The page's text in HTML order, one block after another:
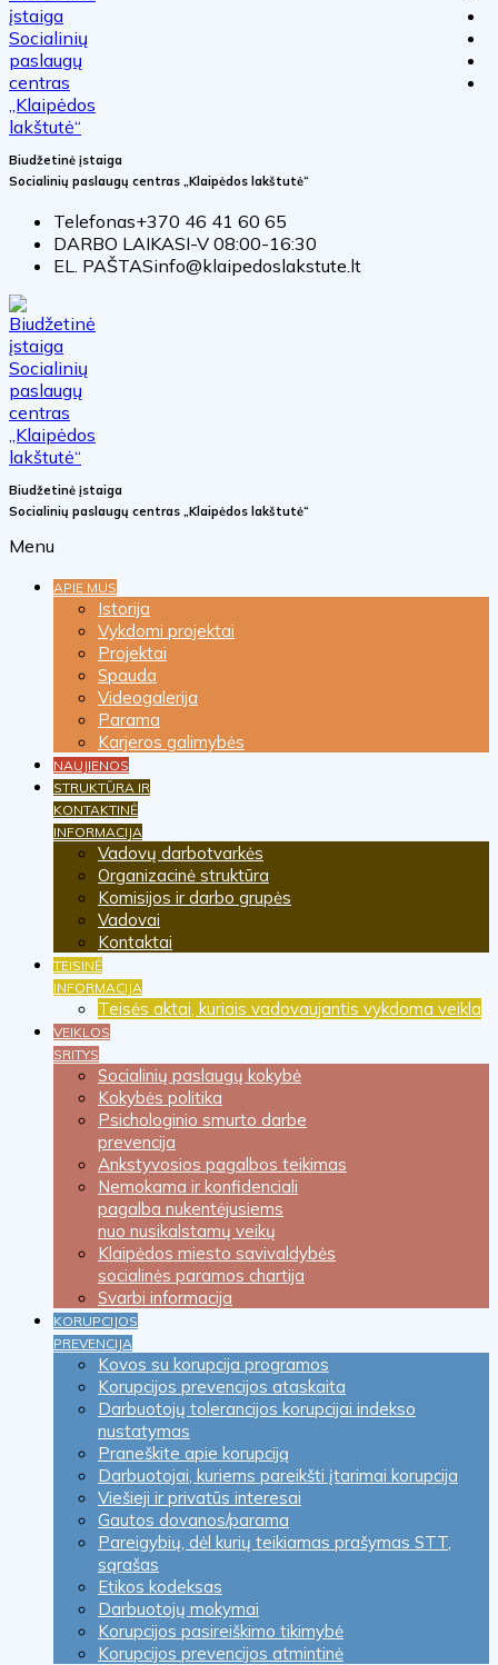
Biudžetinė įstaiga
Socialinių paslaugų centras „Klaipėdos lakštutė“
Telefonas+370 46 41 60 65
DARBO LAIKASI-V 08:00-16:30
EL. PAŠTASinfo@klaipedoslakstute.lt
Biudžetinė įstaiga
Socialinių paslaugų centras „Klaipėdos lakštutė“
Menu
APIE MUS
Istorija
Vykdomi projektai
Projektai
Spauda
Videogalerija
Parama
Karjeros galimybės
NAUJIENOS
STRUKTŪRA IR
KONTAKTINĖ
INFORMACIJA
Vadovų darbotvarkės
Organizacinė struktūra
Komisijos ir darbo grupės
Vadovai
Kontaktai
TEISINĖ
INFORMACIJA
Teisės aktai, kuriais vadovaujantis vykdoma veikla
VEIKLOS
SRITYS
Socialinių paslaugų kokybė
Kokybės politika
Psichologinio smurto darbe
prevencija
Ankstyvosios pagalbos teikimas
Nemokama ir konfidenciali
pagalba nukentėjusiems
nuo nusikalstamų veikų
Klaipėdos miesto savivaldybės
socialinės paramos chartija
Svarbi informacija
KORUPCIJOS
PREVENCIJA
Kovos su korupcija programos
Korupcijos prevencijos ataskaita
Darbuotojų tolerancijos korupcijai indekso
nustatymas
Praneškite apie korupciją
Darbuotojai, kuriems pareikšti įtarimai korupcija
Viešieji ir privatūs interesai
Gautos dovanos/parama
Pareigybių, dėl kurių teikiamas prašymas STT,
sąrašas
Etikos kodeksas
Darbuotojų mokymai
Korupcijos pasireiškimo tikimybė
Korupcijos prevencijos atmintinė